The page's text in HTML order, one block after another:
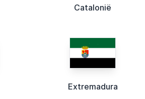
Catalonië
Extremadura